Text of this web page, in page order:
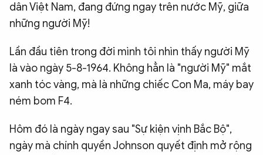
dân Việt Nam, đang đứng ngay trên nước Mỹ, giữa
những người Mỹ!
Lần đầu tiên trong đời mình tôi nhìn thấy người Mỹ
là vào ngày 5-8-1964. Không hẳn là "người Mỹ" mắt
xanh tóc vàng, mà là những chiếc Con Ma, máy bay
ném bom F4.
Hôm đó là ngày ngay sau "Sự kiện vịnh Bắc Bộ",
ngày mà chính quyền Johnson quyết định mở rộng